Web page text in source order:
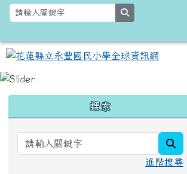
跳至主內容區
花蓮縣立永豐國
左邊區域內容
搜索
進階搜尋
頁尾區域